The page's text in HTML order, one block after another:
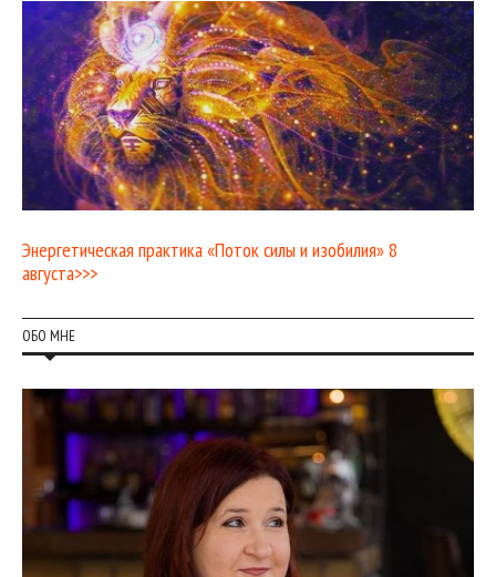
Энергетическая практика «Поток силы и изобилия» 8
августа>>>
ОБО МНЕ